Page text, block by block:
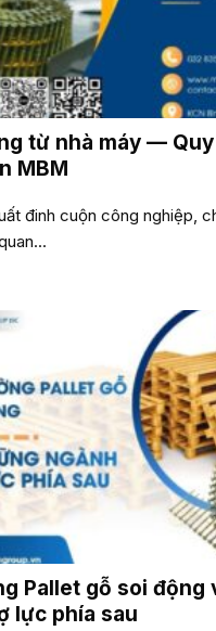
từ nhà máy —
MBM
đinh cuộn công nghiệp,
Pallet gỗ soi động
lực phía sau